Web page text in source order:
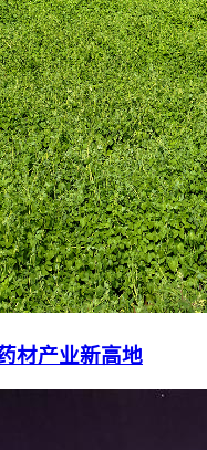
材产业新高地